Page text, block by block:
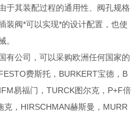
于其装配过程的通用性、阀孔规格
装阀*可以实现*的设计配置，也使
。
有公司，可以采购欧洲任何国家的
费斯托，BURKERT宝德，B
易福门，TURCK图尔克，P+F倍
，HIRSCHMAN赫斯曼，MURR